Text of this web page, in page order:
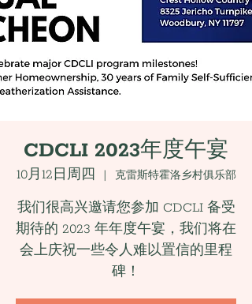
CDCLI 2023年度午宴
10月12日周四
  |
克雷斯特霍洛乡村俱乐部
我们很高兴邀请您参加 CDCLI 备受
期待的 2023 年年度午宴，我们将在
会上庆祝一些令人难以置信的里程
碑！